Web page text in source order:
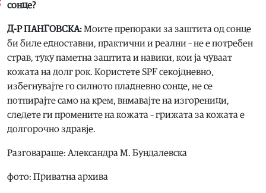
сонце?
Д-Р ПАНГОВСКА:Моите препораки за заштита од сонце
би биле едноставни, практични и реални – не е потребен
страв, туку паметна заштита и навики, кои ја чуваат
кожата на долг рок. Користете SPF секојдневно,
избегнувајте го силното пладневно сонце, не се
потпирајте само на крем, внмавајте на изгореници,
следете ги промените на кожата – грижата за кожата е
долгорочно здравје.
Разговараше: Александра М. Бундалевска
фото: Приватна архива